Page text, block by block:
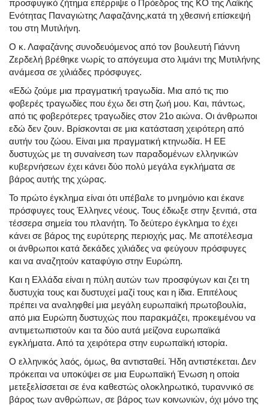
προσφυγικό ζήτημα επέρριψε ο Πρόεδρος της ΚΟ της Λαϊκής
Ενότητας Παναγιώτης Λαφαζάνης,κατά τη χθεσινή επίσκεψή
του στη Μυτιλήνη.
Ο κ. Λαφαζάνης συνοδευόμενος από τον βουλευτή Γιάννη
Ζερδελή βρέθηκε νωρίς το απόγευμα στο λιμάνι της Μυτιλήνης
ανάμεσα σε χιλιάδες πρόσφυγες.
«Εδώ ζούμε μια πραγματική τραγωδία. Μια από τις πιο
φοβερές τραγωδίες που έχω δει στη ζωή μου. Και, πάντως,
από τις φοβερότερες τραγωδίες στον 21ο αιώνα. Οι άνθρωποι
εδώ δεν ζουν. Βρίσκονται σε μια κατάσταση χειρότερη από
αυτήν του ζώου. Είναι μια πραγματική κτηνωδία. Η ΕΕ
δυστυχώς με τη συναίνεση των παραδομένων ελληνικών
κυβερνήσεων έχει κάνει δύο πολύ μεγάλα εγκλήματα σε
βάρος αυτής της χώρας.
Το πρώτο έγκλημα είναι ότι υπέβαλε το μνημόνιο και έκανε
πρόσφυγες τους Έλληνες νέους. Τους έδιωξε στην ξενιτιά, στα
τέσσερα σημεία του πλανήτη. Το δεύτερο έγκλημα το έχει
κάνει σε βάρος της ευρύτερης περιοχής μας. Με αποτέλεσμα
οι άνθρωποι κατά δεκάδες χιλιάδες να φεύγουν πρόσφυγες
και να αναζητούν καταφύγιο στην Ευρώπη.
Και η Ελλάδα είναι η πύλη αυτών των προσφύγων και ζει τη
δυστυχία τους και δυστυχεί μαζί τους και η ίδια. Επιτέλους
πρέπει να αναληφθεί μια μεγάλη ευρωπαϊκή πρωτοβουλία,
από μια Ευρώπη δυστυχώς που παρακμάζει, προκειμένου να
αντιμετωπιστούν και τα δύο αυτά μείζονα ευρωπαϊκά
εγκλήματα. Από τα χειρότερα στην ευρωπαϊκή ιστορία.
Ο ελληνικός λαός, όμως, θα αντισταθεί. Ήδη αντιστέκεται. Δεν
πρόκειται να υποκύψει σε μια Ευρωπαϊκή Ένωση η οποία
μετεξελίσσεται σε ένα καθεστώς ολοκληρωτικό, τυραννικό σε
βάρος των ανθρώπων, σε βάρος των κοινωνιών, όχι μόνο της